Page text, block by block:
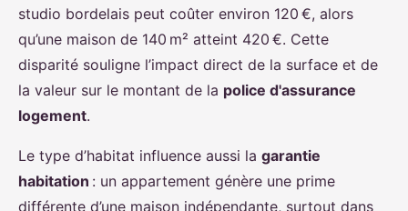
studio bordelais peut coûter environ 120 €, alors
qu’une maison de 140 m² atteint 420 €. Cette
disparité souligne l’impact direct de la surface et de
la valeur sur le montant de la police d'assurance
logement.
Le type d’habitat influence aussi la garantie
habitation : un appartement génère une prime
différente d’une maison indépendante, surtout dans